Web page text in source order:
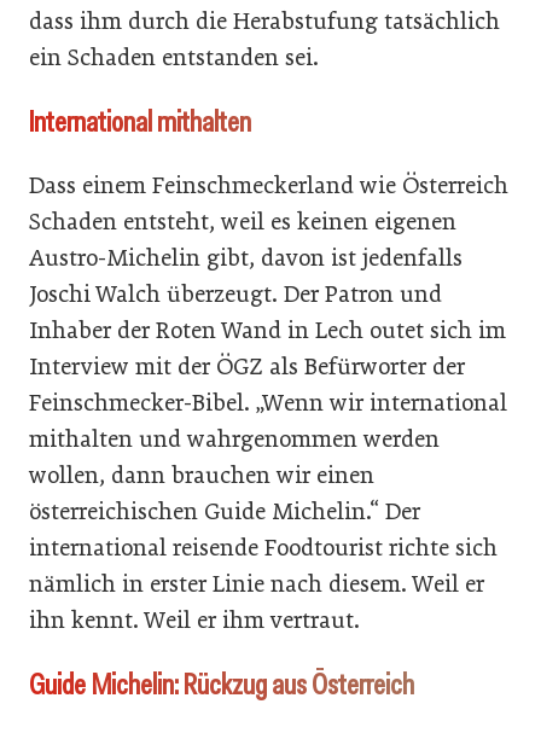
dass ihm durch die Herabstufung tatsächlich
ein Schaden entstanden sei.
International mithalten
Dass einem Feinschmeckerland wie Österreich
Schaden entsteht, weil es keinen eigenen
Austro-Michelin gibt, davon ist jedenfalls
Joschi Walch überzeugt. Der Patron und
Inhaber der Roten Wand in Lech outet sich im
Interview mit der ÖGZ als Befürworter der
Feinschmecker-Bibel. „Wenn wir international
mithalten und wahrgenommen werden
wollen, dann brauchen wir einen
österreichischen Guide Michelin.“ Der
international reisende Foodtourist richte sich
nämlich in erster Linie nach diesem. Weil er
ihn kennt. Weil er ihm vertraut.
Guide Michelin: Rückzug aus Österreich